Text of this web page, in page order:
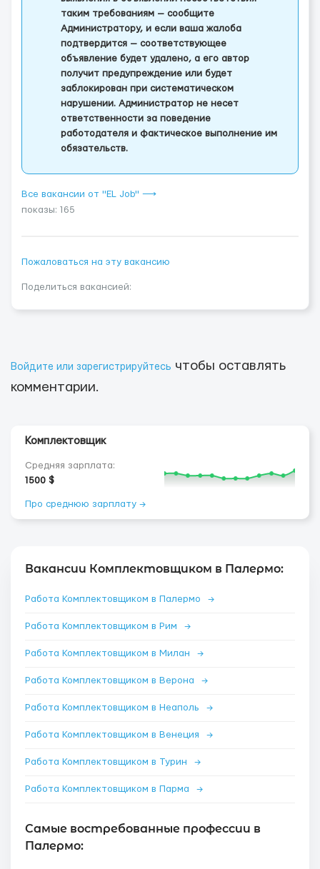
таким требованиям — сообщите
Администратору, и если ваша жалоба
подтвердится — соответствующее
объявление будет удалено, а его автор
получит предупреждение или будет
заблокирован при систематическом
нарушении. Администратор не несет
ответственности за поведение
работодателя и фактическое выполнение им
обязательств.
Все вакансии от "EL Job" ⟶
показы: 165
Пожаловаться на эту вакансию
Поделиться вакансией:
Войдите или зарегистрируйтесь чтобы оставлять
комментарии.
Комплектовщик
Средняя зарплата:
1500 $
Про среднюю зарплату →
Вакансии Комплектовщиком в Палермо:
Работа Комплектовщиком в Палермо →
Работа Комплектовщиком в Рим →
Работа Комплектовщиком в Милан →
Работа Комплектовщиком в Верона →
Работа Комплектовщиком в Неаполь →
Работа Комплектовщиком в Венеция →
Работа Комплектовщиком в Турин →
Работа Комплектовщиком в Парма →
Самые востребованные профессии в
Палермо: